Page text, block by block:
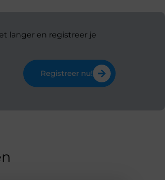
langer en registreer je
Registreer nu!